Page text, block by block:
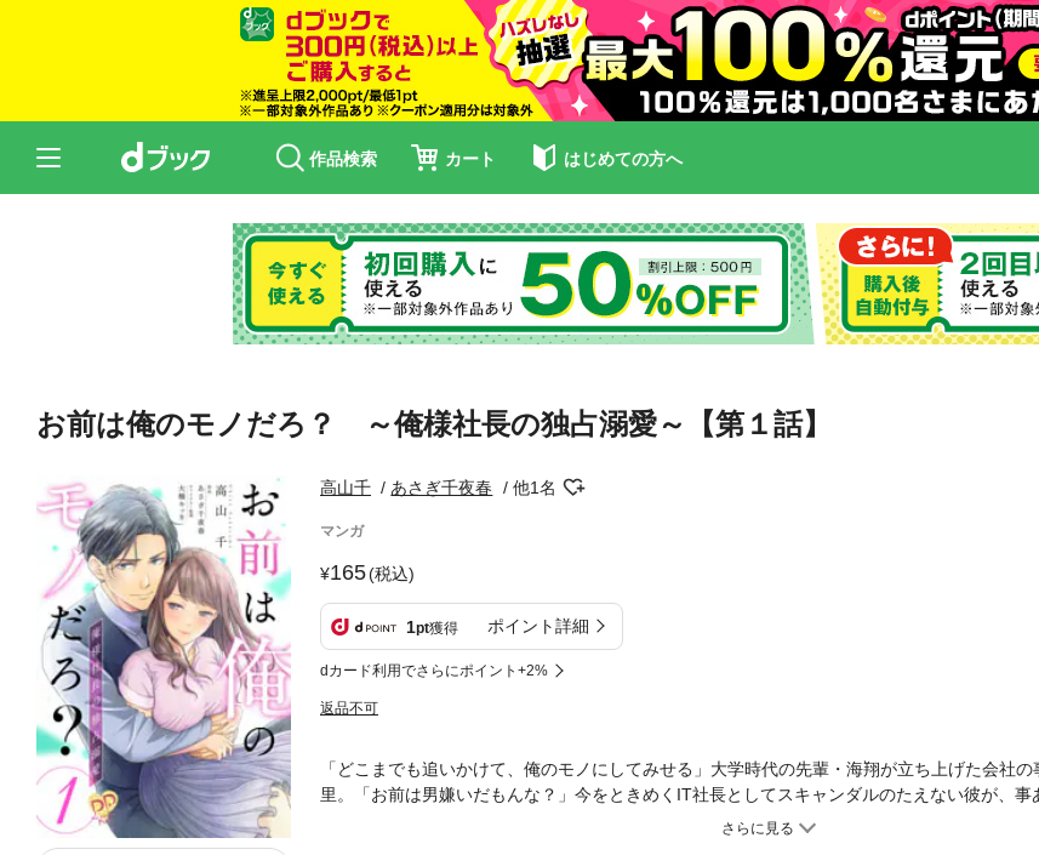
作品検索 カート はじめての方へ
お前は俺のモノだろ？ ～俺様社長の独占溺愛～【第１話】
高山千 あさぎ千夜春 他1名
マンガ
165(税込)
1pt獲得 ポイント詳細
dカード利用でさらにポイント+2%
返品不可
「どこまでも追いかけて、俺のモノにしてみせる」大学時代の先輩・海翔が立ち上げた会社
里。「お前は男嫌いだもんな？」今をときめくIT社長としてスキャンダルのたえない彼が、事
び出して側に置いておくのは、自分を女として見ていないから。そうわかっていながら、不毛